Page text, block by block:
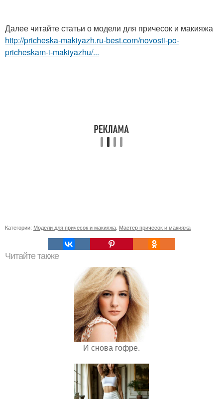
Далее читайте статьи о модели для причесок и макияжа
http://pricheska-makiyazh.ru-best.com/novosti-po-
pricheskam-i-makiyazhu/...
Категории: Модели для причесок и макияжа, Мастер причесок и макияжа
Читайте также
И снова гофре.